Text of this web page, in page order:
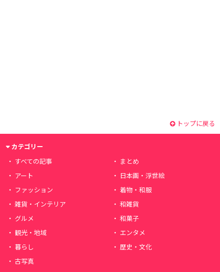
トップに戻る
カテゴリー
すべての記事
まとめ
アート
日本画・浮世絵
ファッション
着物・和服
雑貨・インテリア
和雑貨
グルメ
和菓子
観光・地域
エンタメ
暮らし
歴史・文化
古写真